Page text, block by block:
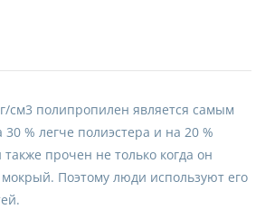
см3 полипропилен является самым
% легче полиэстера и на 20 %
прочен не только когда он
мокрый. Поэтому люди используют его